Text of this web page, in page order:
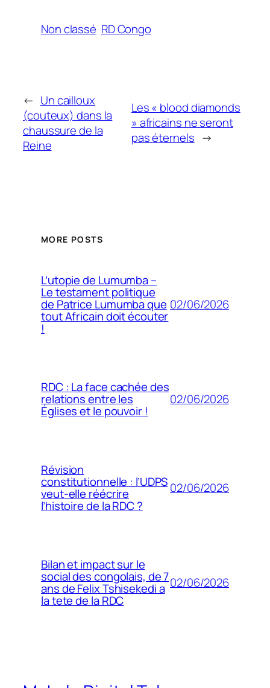
Non classé RD Congo
← Un cailloux
(couteux) dans la
chaussure de la
Reine
Les « blood diamonds
» africains ne seront
pas éternels →
MORE POSTS
L’utopie de Lumumba –
Le testament politique
de Patrice Lumumba que
tout Africain doit écouter
!
02/06/2026
RDC : La face cachée des
relations entre les
Églises et le pouvoir !
02/06/2026
Révision
constitutionnelle : l’UDPS
veut-elle réécrire
l’histoire de la RDC ?
02/06/2026
Bilan et impact sur le
social des congolais, de 7
ans de Felix Tshisekedi a
la tete de la RDC
02/06/2026